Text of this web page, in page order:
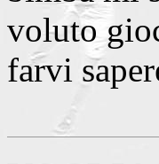
voluto
farvi